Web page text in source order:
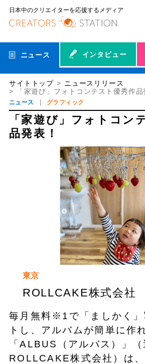
日本中のクリエイターを応援するメディア
ニュース インタビュー
サイトトップ
ニュースリリース
「家遊び」フォトコンテスト優秀作品
ニュース グラフィック
「家遊び」フォトコン
品発表！
東京
ROLLCAKE株式会社
毎月無料※1で「ましかく」
トし、アルバムが簡単に作
「ALBUS（アルバス）」（
ROLLCAKE株式会社）は